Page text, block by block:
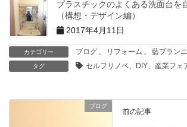
プラスチックのよくある洗面台を
（構想・デザイン編）
2017年4月11日
カテゴリー ブログ 、 リフォーム 、 藍プラン
タグ セルフリノベ、DIY、産業フェ
ブログ
前の記事